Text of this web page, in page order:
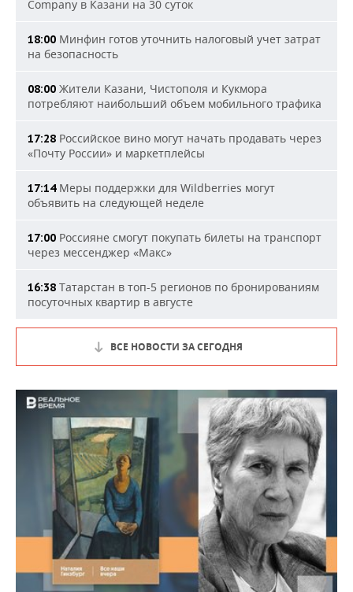
Company в Казани на 30 суток
18:00 Минфин готов уточнить налоговый учет затрат
на безопасность
08:00 Жители Казани, Чистополя и Кукмора
потребляют наибольший объем мобильного трафика
17:28 Российское вино могут начать продавать через
«Почту России» и маркетплейсы
17:14Меры поддержки для Wildberries могут
объявить на следующей неделе
17:00 Россияне смогут покупать билеты на транспорт
через мессенджер «Макс»
16:38 Татарстан в топ-5 регионов по бронированиям
посуточных квартир в августе
ВСЕ НОВОСТИ ЗА СЕГОДНЯ